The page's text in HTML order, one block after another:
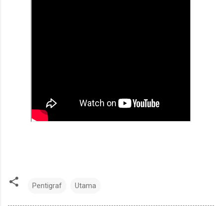
Pentigraf Utama